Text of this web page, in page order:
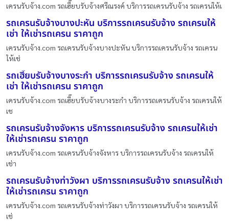
เครนรับจ้าง.com รถเฮี๊ยบรับจ้างศรีณรงค์ บริการรถเครนรับจ้าง รถเครนให้เ
รถเครนรับจ้างบางปะหัน บริการรถเครนรับจ้าง รถเครนให้
เช่า ให้เช่ารถเครน ราคาถูก
เครนรับจ้าง.com รถเครนรับจ้างบางปะหัน บริการรถเครนรับจ้าง รถเครน
ให้เช่
รถเฮี๊ยบรับจ้างบางระกำ บริการรถเครนรับจ้าง รถเครนให้
เช่า ให้เช่ารถเครน ราคาถูก
เครนรับจ้าง.com รถเฮี๊ยบรับจ้างบางระกำ บริการรถเครนรับจ้าง รถเครนให้
เช
รถเครนรับจ้างจังหาร บริการรถเครนรับจ้าง รถเครนให้เช่า
ให้เช่ารถเครน ราคาถูก
เครนรับจ้าง.com รถเครนรับจ้างจังหาร บริการรถเครนรับจ้าง รถเครนให้
เช่า
รถเครนรับจ้างท่าวังผา บริการรถเครนรับจ้าง รถเครนให้เช่า
ให้เช่ารถเครน ราคาถูก
เครนรับจ้าง.com รถเครนรับจ้างท่าวังผา บริการรถเครนรับจ้าง รถเครนให้
เช่